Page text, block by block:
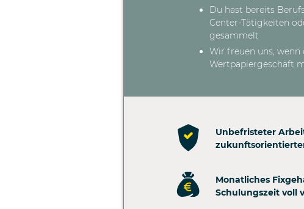
Du hast bereits
Center-Tätigkeiten
gesammelt
Wir freuen uns, wenn
Wertpapiergeschäft
Unbefristeter
Monatliches
Schulungszeit voll